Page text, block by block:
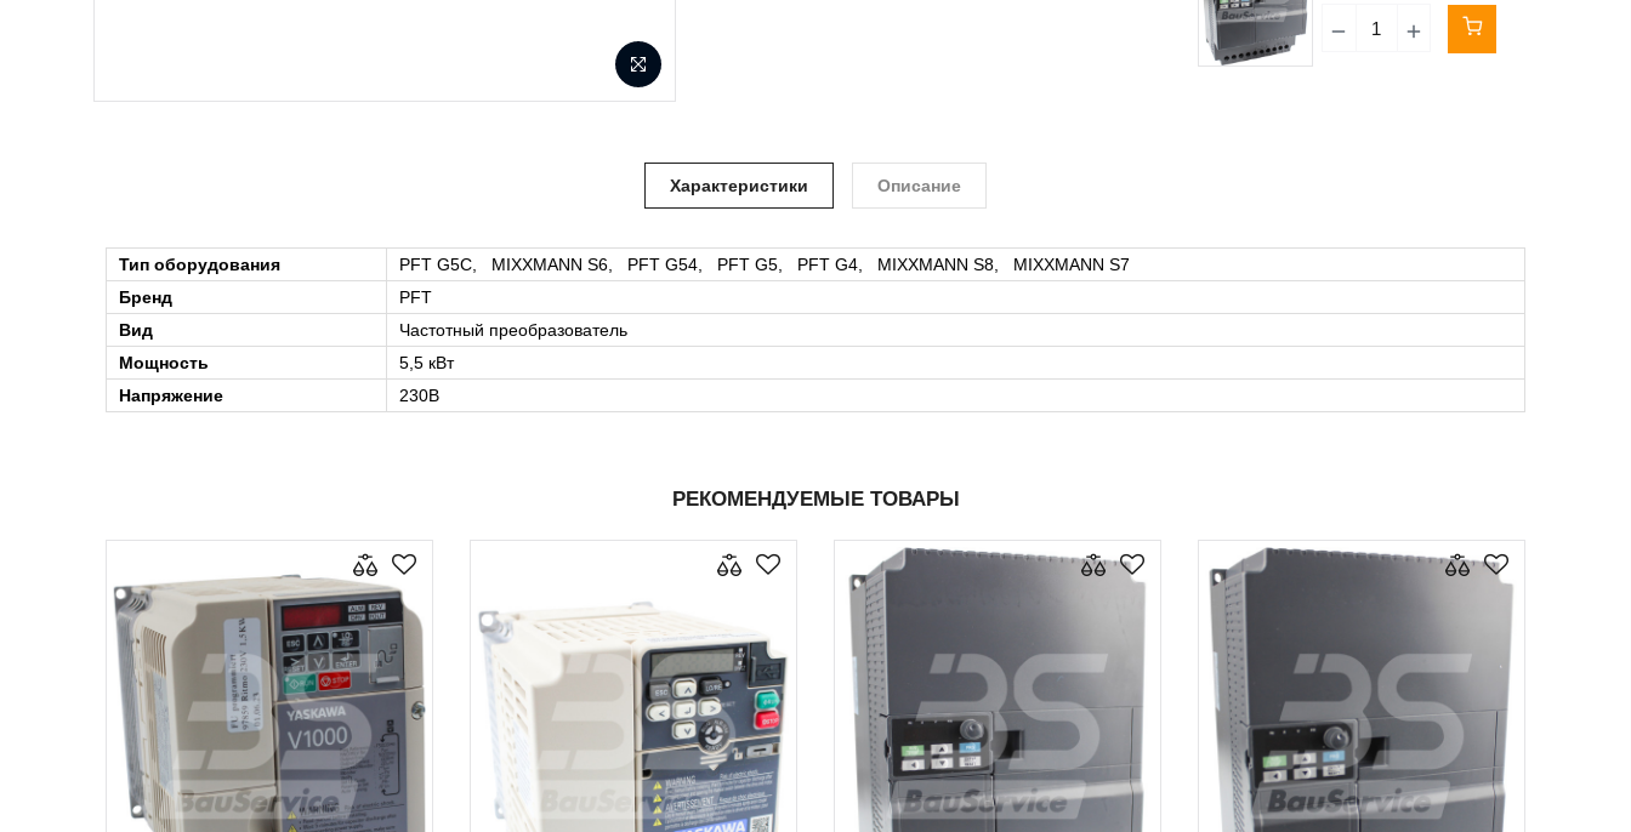
Характеристики Описание
Тип оборудования
PFT G5C, MIXXMANN S6, PFT G54, PFT G5, PFT G4, MIXXMANN S8, MIXXMANN S7
Бренд
PFT
Вид
Частотный преобразователь
Мощность
5,5 кВт
Напряжение
230В
РЕКОМЕНДУЕМЫЕ ТОВАРЫ